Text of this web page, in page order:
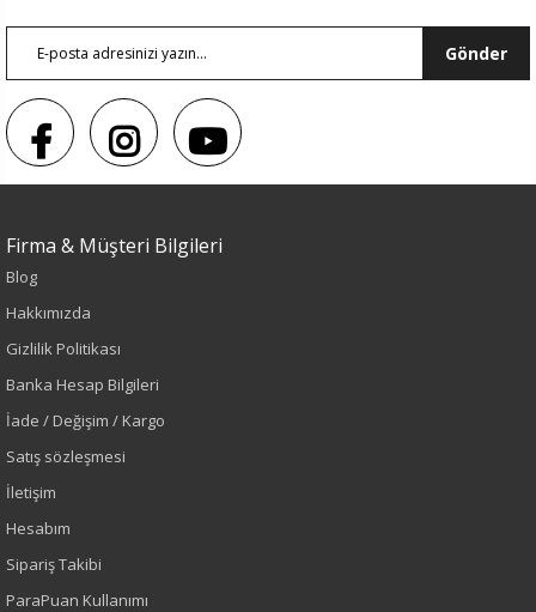
Sezon : YAZLIK
Siyah
İlkbahar-Yaz
Yaş Grubu
Gönder
Firma & Müşteri Bilgileri
Blog
Hakkımızda
Gizlilik Politikası
Banka Hesap Bilgileri
İade / Değişim / Kargo
Satış sözleşmesi
İletişim
Hesabım
Sipariş Takibi
ParaPuan Kullanımı